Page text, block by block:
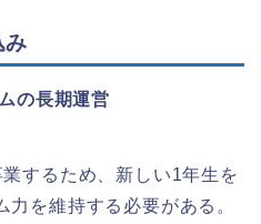
み
の長期運営
するため、新しい1年生を
力を維持する必要がある。